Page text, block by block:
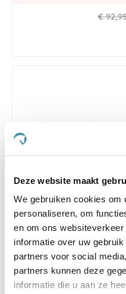
Deze website maakt
We gebruiken cookies om
personaliseren, om
en om ons
informatie over uw
partners voor social
partners kunnen deze
informatie die u aan ze
€
Sectolin Montana
€ 38,95